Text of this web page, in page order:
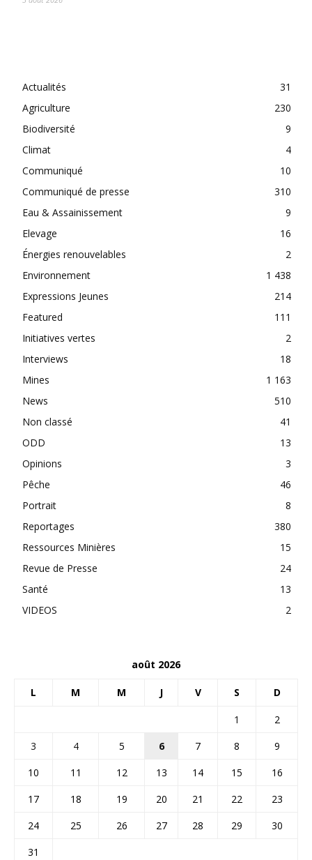
Actualités
31
Agriculture
230
Biodiversité
9
Climat
4
Communiqué
10
Communiqué de presse
310
Eau & Assainissement
9
Elevage
16
Énergies renouvelables
2
Environnement
1 438
Expressions Jeunes
214
Featured
111
Initiatives vertes
2
Interviews
18
Mines
1 163
News
510
Non classé
41
ODD
13
Opinions
3
Pêche
46
Portrait
8
Reportages
380
Ressources Minières
15
Revue de Presse
24
Santé
13
VIDEOS
2
août 2026
L M M J V S D
1
2
3
4 5 6 7 8
9
10
11 12 13 14 15
16
17
18 19 20 21 22
23
24
25 26 27 28 29
30
31